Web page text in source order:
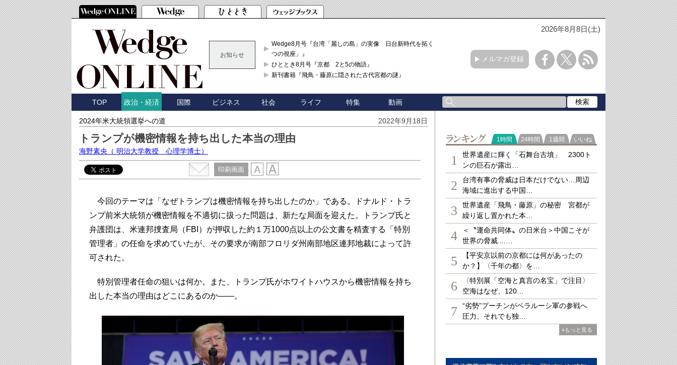
2026年8月8日(土)
お知らせ
Wedge8月号『台湾「麗しの島」の実像 日台新時代を拓く「3
つの視座」』
ひととき8月号『京都 2と5の物語』
新刊書籍『飛鳥・藤原に隠された古代宮都の謎』
メルマガ登録
TOP 政治・経済 国際 ビジネス 社会 ライフ 特集 動画
2024年米大統領選挙への道 2022年9月18日
トランプが機密情報を持ち出した本当の理由
海野素央 （ 明治大学教授 心理学博士）
印刷画面
今回のテーマは「なぜトランプは機密情報を持ち出したのか」である。ドナルド・トラ
ンプ前米大統領が機密情報を不適切に扱った問題は、新たな局面を迎えた。トランプ氏と
弁護団は、米連邦捜査局（FBI）が押収した約１万1000点以上の公文書を精査する「特別
管理者」の任命を求めていたが、その要求が南部フロリダ州南部地区連邦地裁によって許
可された。
特別管理者任命の狙いは何か。また、トランプ氏がホワイトハウスから機密情報を持ち
出した本当の理由はどこにあるのか――。
ランキング
1時間 24時間 1週間 いいね
1
世界遺産に輝く「石舞台古墳」 2300ト
ンの巨石が露出…
2
台湾有事の脅威は日本だけでない…周辺
海域に進出する中国…
3
世界遺産「飛鳥・藤原」の秘密 宮都が
繰り返し置かれた本…
4
＜〝運命共同体〟の日米台＞中国こそが
世界の脅威....…
5
【平安京以前の京都には何があったの
か？】〈千年の都〉を…
6
〈特別展「空海と真言の名宝」で注目〉
空海はなぜ、120…
7
“劣勢”プーチンがベラルーシ軍の参戦へ
圧力、それでも独…
»もっと見る